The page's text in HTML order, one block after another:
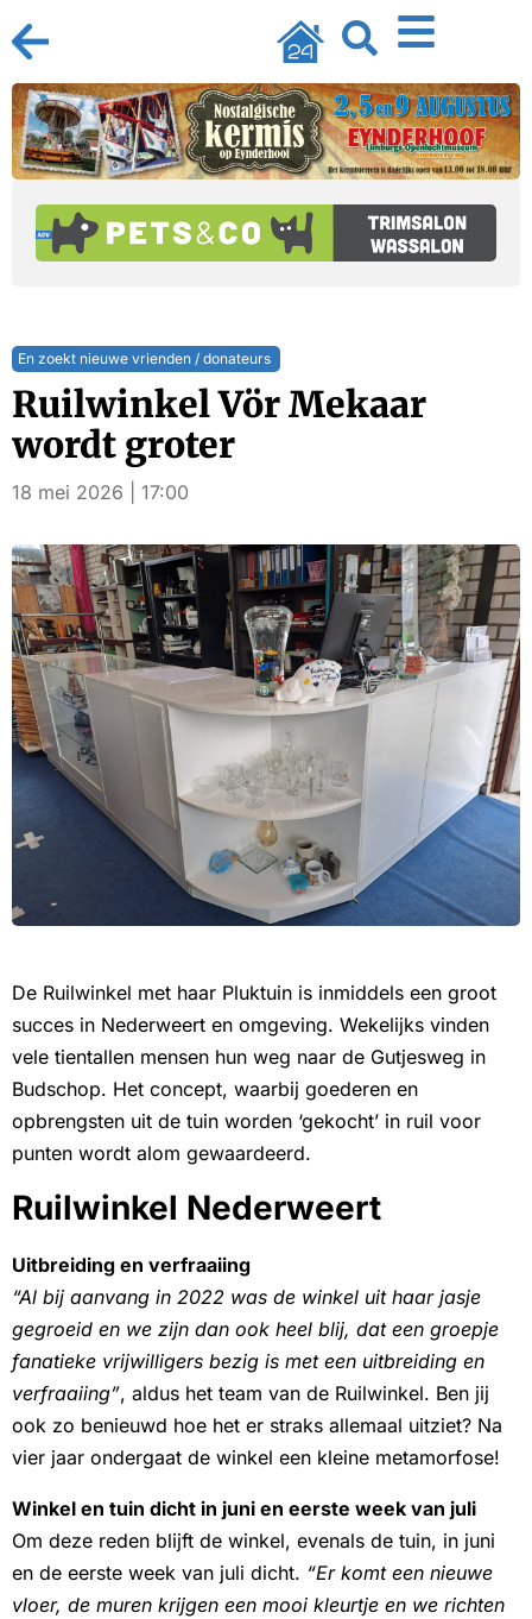
En zoekt nieuwe vrienden / donateurs
Ruilwinkel Vör Mekaar
wordt groter
18 mei 2026 | 17:00
De Ruilwinkel met haar Pluktuin is inmiddels een groot
succes in Nederweert en omgeving. Wekelijks vinden
vele tientallen mensen hun weg naar de Gutjesweg in
Budschop. Het concept, waarbij goederen en
opbrengsten uit de tuin worden ‘gekocht’ in ruil voor
punten wordt alom gewaardeerd.
Ruilwinkel Nederweert
Uitbreiding en verfraaiing
“Al bij aanvang in 2022 was de winkel uit haar jasje
gegroeid en we zijn dan ook heel blij, dat een groepje
fanatieke vrijwilligers bezig is met een uitbreiding en
verfraaiing”, aldus het team van de Ruilwinkel. Ben jij
ook zo benieuwd hoe het er straks allemaal uitziet? Na
vier jaar ondergaat de winkel een kleine metamorfose!
Winkel en tuin dicht in juni en eerste week van juli
Om deze reden blijft de winkel, evenals de tuin, in juni
en de eerste week van juli dicht. “Er komt een nieuwe
vloer, de muren krijgen een mooi kleurtje en we richten